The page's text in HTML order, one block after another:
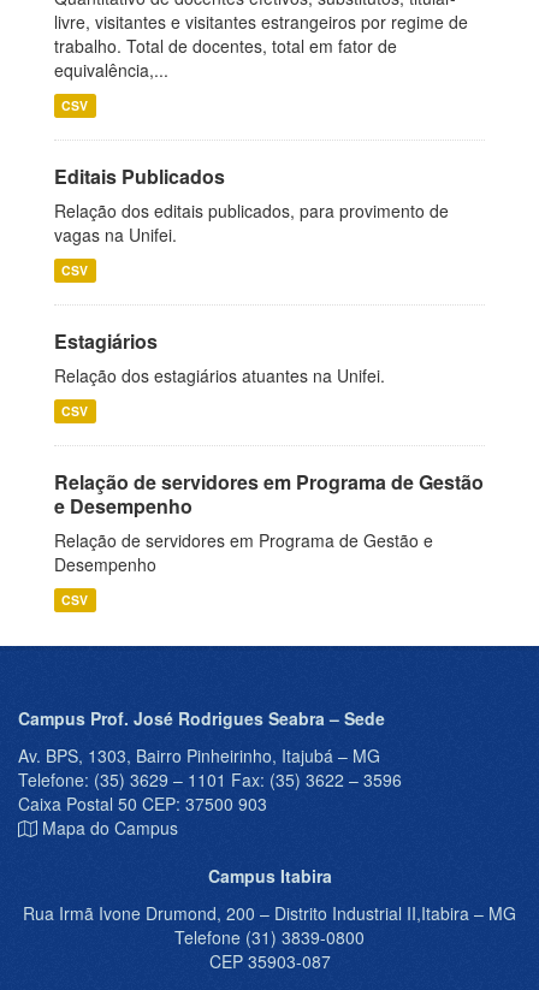
livre, visitantes e visitantes estrangeiros por regime de
trabalho. Total de docentes, total em fator de
equivalência,...
CSV
Editais Publicados
Relação dos editais publicados, para provimento de
vagas na Unifei.
CSV
Estagiários
Relação dos estagiários atuantes na Unifei.
CSV
Relação de servidores em Programa de Gestão
e Desempenho
Relação de servidores em Programa de Gestão e
Desempenho
CSV
Campus Prof. José Rodrigues Seabra – Sede
Av. BPS, 1303, Bairro Pinheirinho, Itajubá – MG
Telefone: (35) 3629 – 1101 Fax: (35) 3622 – 3596
Caixa Postal 50 CEP: 37500 903
Mapa do Campus
Campus Itabira
Rua Irmã Ivone Drumond, 200 – Distrito Industrial II,Itabira – MG
Telefone (31) 3839-0800
CEP 35903-087